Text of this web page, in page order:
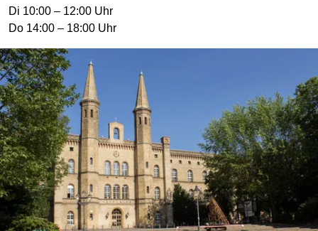
Di 10:00 – 12:00 Uhr
Do 14:00 – 18:00 Uhr